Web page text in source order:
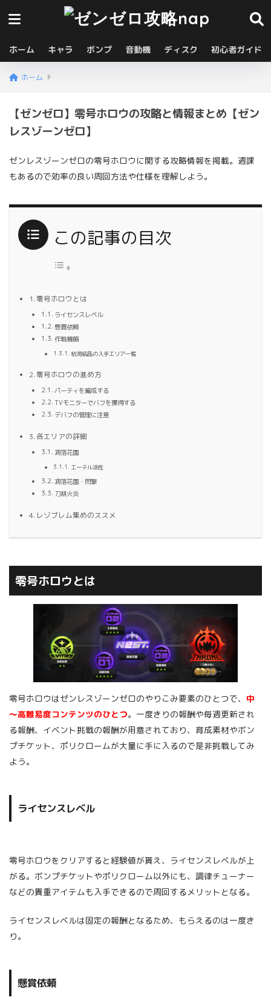
ホーム キャラ ボンプ 音動機 ディスク 初心者ガイド
ホーム
【ゼンゼロ】零号ホロウの攻略と情報まとめ【ゼン
レスゾーンゼロ】
ゼンレスゾーンゼロの零号ホロウに関する攻略情報を掲載。週課
もあるので効率の良い周回方法や仕様を理解しよう。
この記事の目次
零号ホロウとは
ライセンスレベル
懸賞依頼
作戦機略
枯渇結晶の入手エリア一覧
零号ホロウの進め方
パーティを編成する
TVモニターでバフを獲得する
デバフの管理に注意
各エリアの詳細
凋落花園
エーテル活性
凋落花園・閃撃
刀耕火炎
レゾブレム集めのススメ
零号ホロウとは
零号ホロウはゼンレスゾーンゼロのやりこみ要素のひとつで、 中
～高難易度コンテンツのひとつ。一度きりの報酬や毎週更新され
る報酬、イベント挑戦の報酬が用意されており、育成素材やボン
プチケット、ポリクロームが大量に手に入るので是非挑戦してみ
よう。
ライセンスレベル
零号ホロウをクリアすると経験値が貰え、ライセンスレベルが上
がる。ボンプチケットやポリクローム以外にも、調律チューナー
などの貴重アイテムも入手できるので周回するメリットとなる。
ライセンスレベルは固定の報酬となるため、もらえるのは一度き
り。
懸賞依頼